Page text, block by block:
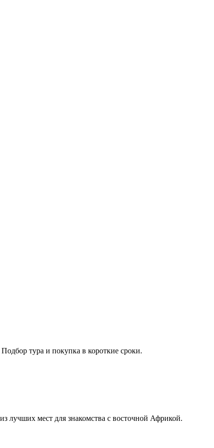
тура и покупка в короткие сроки.
лучших мест для знакомства с восточной Африкой.